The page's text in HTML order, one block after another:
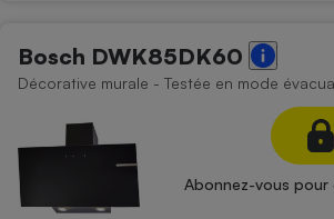
Bosch DWK85DK60
Décorative murale - Testée en mode
Abonnez-vous